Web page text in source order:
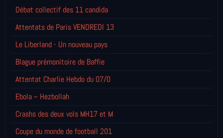
Débat collectif des 11 candida
Attentats de Paris VENDREDI 13
Le Liberland - Un nouveau pays
Blague prémonitoire de Baffie
Attentat Charlie Hebdo du 07/0
Ebola ~ Hezbollah
Crashs des deux vols MH17 et M
Coupe du monde de football 201